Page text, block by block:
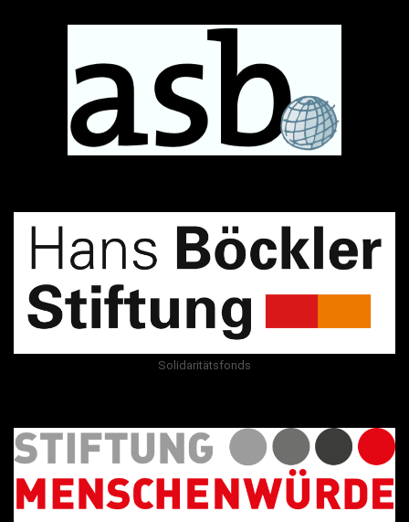
Solidaritätsfonds